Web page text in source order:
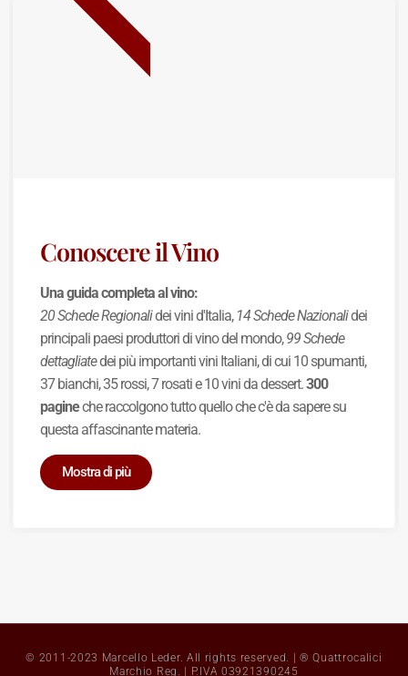
Conoscere il Vino
Una guida completa al vino:
20 Schede Regionalidei vini d'Italia, 14 Schede Nazionalidei
principali paesi produttori di vino del mondo,99 Schede
dettagliatedei più importanti vini Italiani, di cui 10 spumanti,
37 bianchi, 35 rossi, 7 rosati e 10 vini da dessert.300
pagineche raccolgono tutto quello che c'è da sapere su
questa affascinante materia.
Mostra di più
BEST SELLER
© 2011-2023 Marcello Leder. All rights reserved. | ® Quattrocalici
Marchio Reg. | P.IVA 03921390245